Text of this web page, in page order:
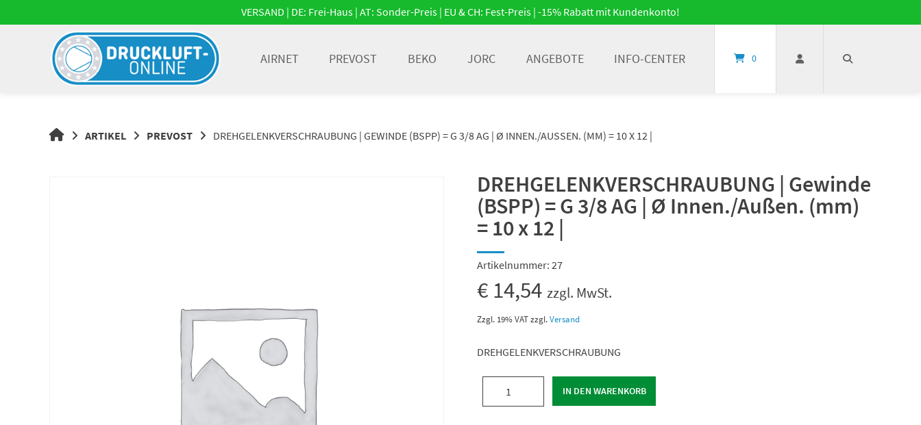
zum
VERSAND | DE: Frei-Haus | AT: Sonder-Preis | EU & CH: Fest-Preis | -15% Rabatt mit Kundenkonto!
AIRNET PREVOST BEKO JORC ANGEBOTE INFO-CENTER 0
DRUCKLUFT-
ARTIKEL PREVOST DREHGELENKVERSCHRAUBUNG | GEWINDE (BSPP) = G 3/8 AG | Ø INNEN./AUSSEN. (MM) = 10 X 12 |
DREHGELENKVERSCHRAUBUNG | Gewinde
(BSPP) = G 3/8 AG | Ø Innen./Außen. (mm)
= 10 x 12 |
Artikelnummer: 27
€ 14,54 zzgl. MwSt.
Zzgl. 19% VATzzgl.Versand
DREHGELENKVERSCHRAUBUNG
IN DEN WARENKORB